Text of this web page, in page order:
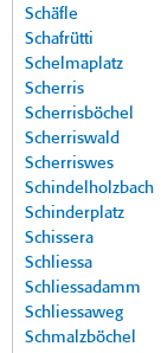
Schäfle
Schafrütti
Schelmaplatz
Scherris
Scherrisböchel
Scherriswald
Scherriswes
Schindelholzbach
Schinderplatz
Schissera
Schliessa
Schliessadamm
Schliessaweg
Schmalzböchel